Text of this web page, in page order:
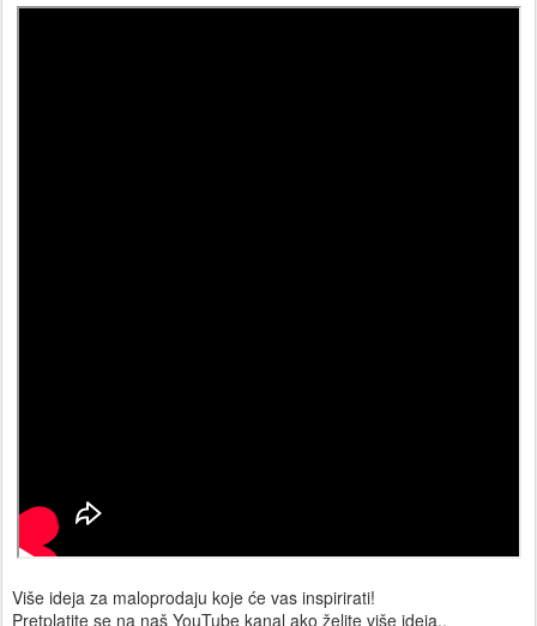
Više ideja za maloprodaju koje će vas inspirirati!
Pretplatite se na naš YouTube kanal ako želite više ideja..